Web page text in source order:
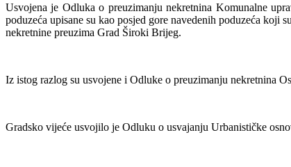
Usvojena je Odluka o preuzimanju nekretnina Komunalne
poduzeća upisane su kao posjed gore navedenih poduzeća
nekretnine preuzima Grad Široki Brijeg.
Iz istog razlog su usvojene i Odluke o preuzimanju nekretnina
Gradsko vijeće usvojilo je Odluku o usvajanju Urbanističke